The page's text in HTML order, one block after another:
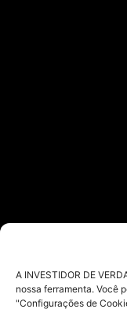
A INVESTIDOR DE
nossa ferramenta. Você
"Configurações de